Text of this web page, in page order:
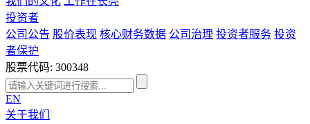
投资者
公司公告 股价表现 核心财务数据 公司治理 投资者服务 投资
者保护
股票代码: 300348
EN
关于我们